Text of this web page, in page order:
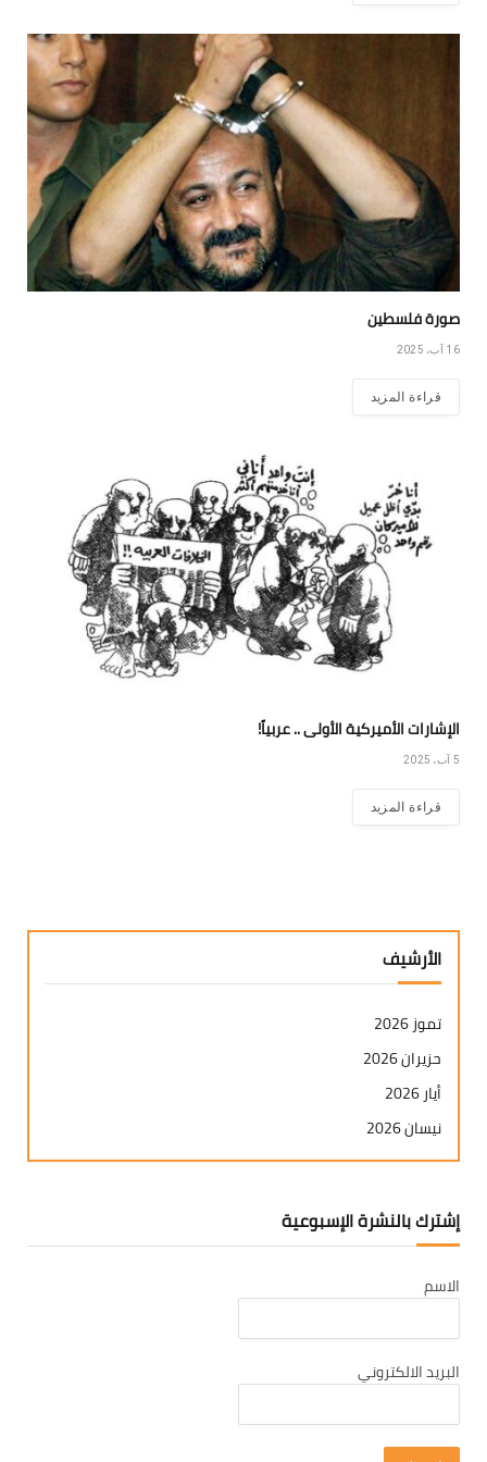
صورة فلسطين
16 آب، 2025
قراءة المزيد
الإشارات الأميركية الأولى .. عربياً!
5 آب، 2025
قراءة المزيد
الأرشيف
تموز 2026
حزيران 2026
أيار 2026
نيسان 2026
آذار 2026
كانون ثاني 2026
تشرين ثاني 2025
تشرين أول 2025
أيلول 2025
تموز 2025
إشترك بالنشرة الإسبوعية
الاسم
البريد الالكتروني